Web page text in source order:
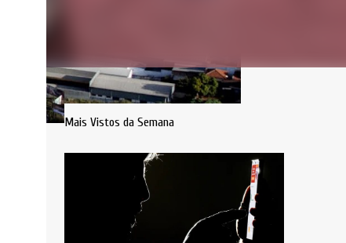
Mais Vistos da Semana